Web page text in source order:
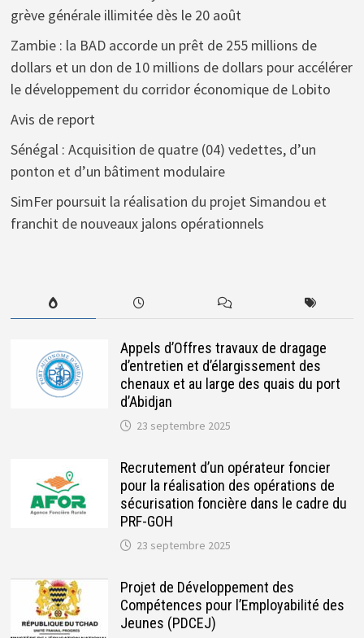
grève générale illimitée dès le 20 août
Zambie : la BAD accorde un prêt de 255 millions de
dollars et un don de 10 millions de dollars pour accélérer
le développement du corridor économique de Lobito
Avis de report
Sénégal : Acquisition de quatre (04) vedettes, d’un
ponton et d’un bâtiment modulaire
SimFer poursuit la réalisation du projet Simandou et
franchit de nouveaux jalons opérationnels
Appels d’Offres travaux de dragage
d’entretien et d’élargissement des
chenaux et au large des quais du port
d’Abidjan
23 septembre 2025
Recrutement d’un opérateur foncier
pour la réalisation des opérations de
sécurisation foncière dans le cadre du
PRF-GOH
23 septembre 2025
Projet de Développement des
Compétences pour l’Employabilité des
Jeunes (PDCEJ)